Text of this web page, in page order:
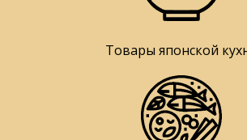
Товары японской